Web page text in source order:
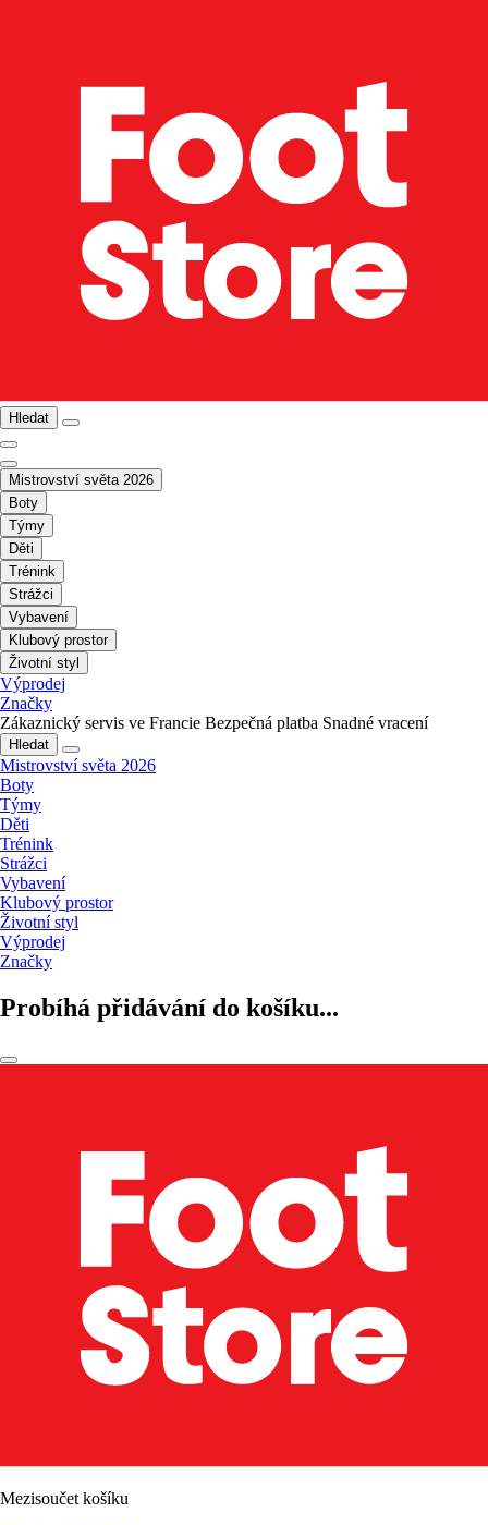
Hledat
Mistrovství světa 2026
Boty
Týmy
Děti
Trénink
Strážci
Vybavení
Klubový prostor
Životní styl
Výprodej
Značky
Zákaznický servis ve Francie Bezpečná platba Snadné vracení
Hledat
Mistrovství světa 2026
Boty
Týmy
Děti
Trénink
Strážci
Vybavení
Klubový prostor
Životní styl
Výprodej
Značky
Probíhá přidávání do košíku...
Mezisoučet košíku